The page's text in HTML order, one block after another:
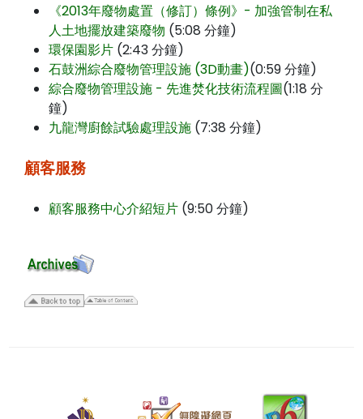
《2013年廢物處置（修訂）條例》- 加強管制在私
人土地擺放建築廢物 (5:08 分鐘)
環保園影片 (2:43 分鐘)
石鼓洲綜合廢物管理設施 (3D動畫)(0:59 分鐘)
綜合廢物管理設施 - 先進焚化技術流程圖(1:18 分
鐘)
九龍灣廚餘試驗處理設施 (7:38 分鐘)
顧客服務
顧客服務中心介紹短片 (9:50 分鐘)